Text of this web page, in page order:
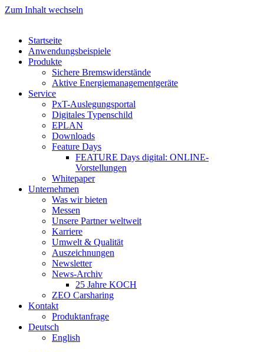
Zum Inhalt wechseln
Startseite
Anwendungsbeispiele
Produkte
Sichere Bremswiderstände
Aktive Energiemanagementgeräte
Service
PxT-Auslegungsportal
Digitales Typenschild
EPLAN
Downloads
Feature Days
FEATURE Days digital: ONLINE-
Vorstellungen
Whitepaper
Unternehmen
Was wir bieten
Messen
Unsere Partner weltweit
Karriere
Umwelt & Qualität
Auszeichnungen
Newsletter
News-Archiv
25 Jahre KOCH
ZEO Carsharing
Kontakt
Produktanfrage
Deutsch
English